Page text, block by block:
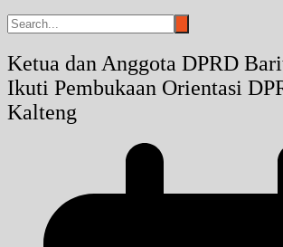
Ketua dan Anggota DPRD
Ikuti Pembukaan Orientasi
Kalteng